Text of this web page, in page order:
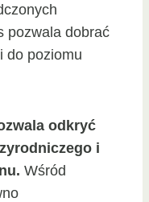
pozwala dobrać
do poziomu
odkryć
i
Wśród